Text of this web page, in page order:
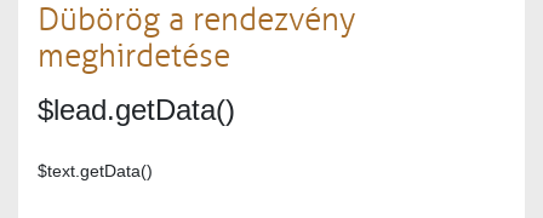
Dübörög a rendezvény
meghirdetése
$lead.getData()
$text.getData()